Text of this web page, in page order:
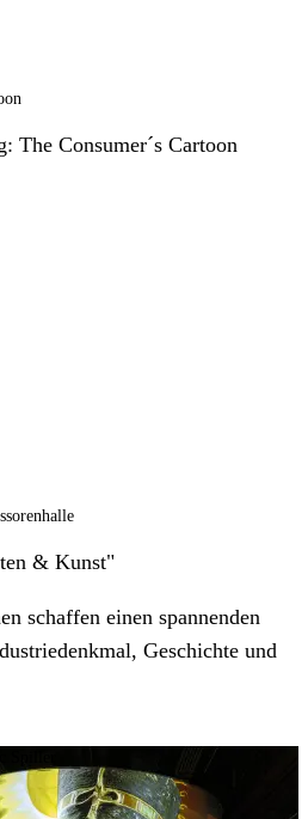
The Consumer´s Cartoon
& Kunst"
schaffen einen spannenden
Geschichte und
Spiller